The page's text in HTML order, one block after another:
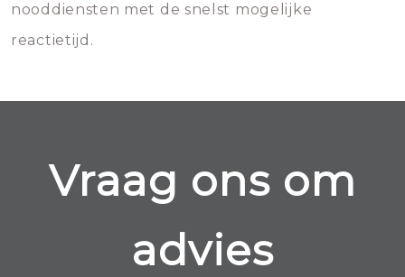
nooddiensten met de snelst mogelijke
reactietijd.
Vraag ons om
advies